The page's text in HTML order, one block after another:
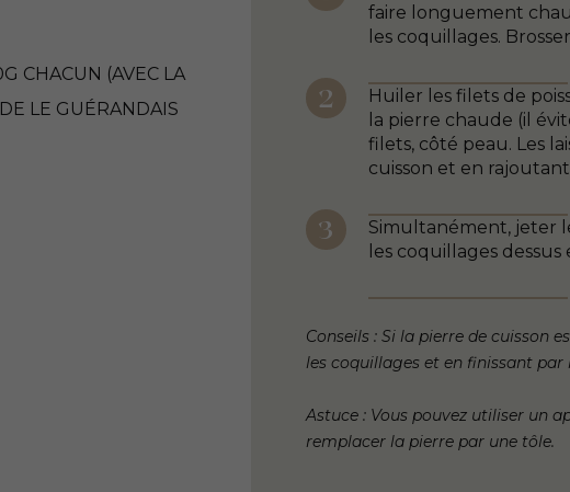
CHACUN (AVEC LA
LE GUÉRANDAIS
faire longuement
les coquillages.
Huiler les filets de
la pierre chaude (il
filets, côté peau. Les
cuisson et en
Simultanément, jeter
les coquillages
Conseils : Si la pierre de cuisson
les coquillages et en finissant par
Astuce : Vous pouvez utiliser un
remplacer la pierre par une tôle.